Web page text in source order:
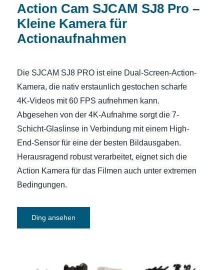
Action Cam SJCAM SJ8 Pro –
Kleine Kamera für
Actionaufnahmen
Die SJCAM SJ8 PRO ist eine Dual-Screen-Action-
Kamera, die nativ erstaunlich gestochen scharfe
4K-Videos mit 60 FPS aufnehmen kann.
Abgesehen von der 4K-Aufnahme sorgt die 7-
Schicht-Glaslinse in Verbindung mit einem High-
End-Sensor für eine der besten Bildausgaben.
Herausragend robust verarbeitet, eignet sich die
Action Kamera für das Filmen auch unter extremen
Bedingungen.
Ding ansehen